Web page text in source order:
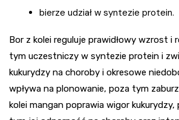
bierze udział w syntezie protein.
Bor z kolei reguluje prawidłowy wzrost i
tym uczestniczy w syntezie protein i
kukurydzy na choroby i okresowe
wpływa na plonowanie, poza tym
kolei mangan poprawia wigor